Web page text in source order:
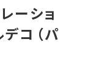
ーショ
コ（パ